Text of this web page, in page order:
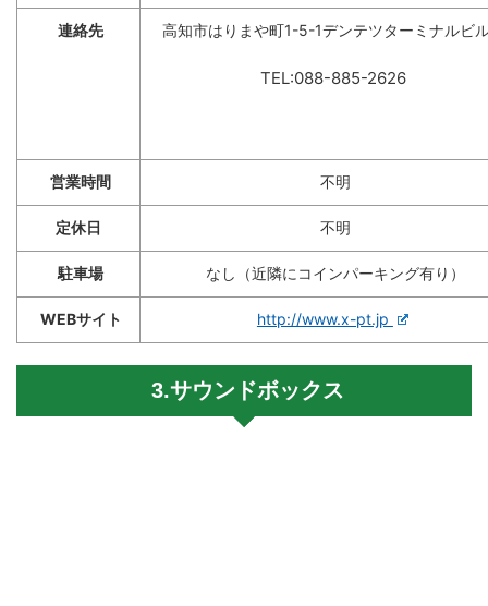
連絡先 高知市はりまや町1-5-1デンテツターミナルビ
TEL:088-885-2626
営業時間 不明
定休日 不明
駐車場 なし（近隣にコインパーキング有り）
WEBサイト http://www.x-pt.jp
3.サウンドボックス